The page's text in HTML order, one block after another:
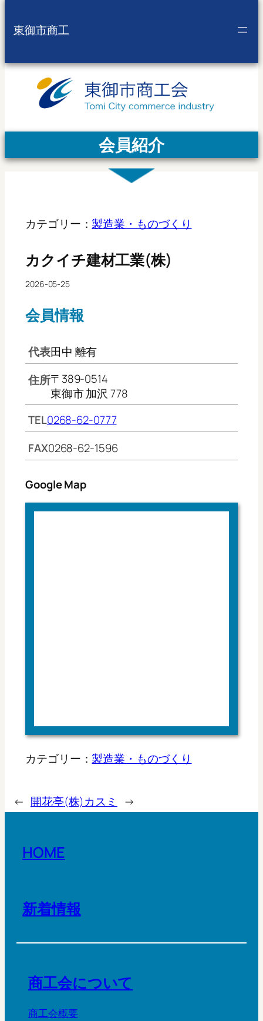
東御市商工
会員紹介
カテゴリー：製造業・ものづくり
カクイチ建材工業(株)
2026-05-25
会員情報
代表田中 離有
住所〒389-0514
東御市 加沢 778
TEL0268-62-0777
FAX0268-62-1596
Google Map
カテゴリー：製造業・ものづくり
← 開花亭(株)カスミ →
HOME
新着情報
商工会について
商工会概要